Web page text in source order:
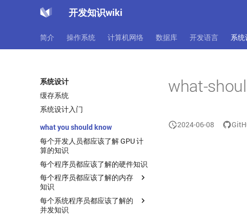
开发知识wiki
简介 操作系统 计算机网络 数据库 开发语言 系统
系统设计
缓存系统
系统设计入门
what you should know
每个开发人员都应该了解 GPU 计
算的知识
每个程序员都应该了解的硬件知识
每个程序员都应该了解的内存
知识
【总结版】每个程序员都应该了
解的内存知识
每个系统程序员都应该了解的
并发知识
what-
2024-06-08